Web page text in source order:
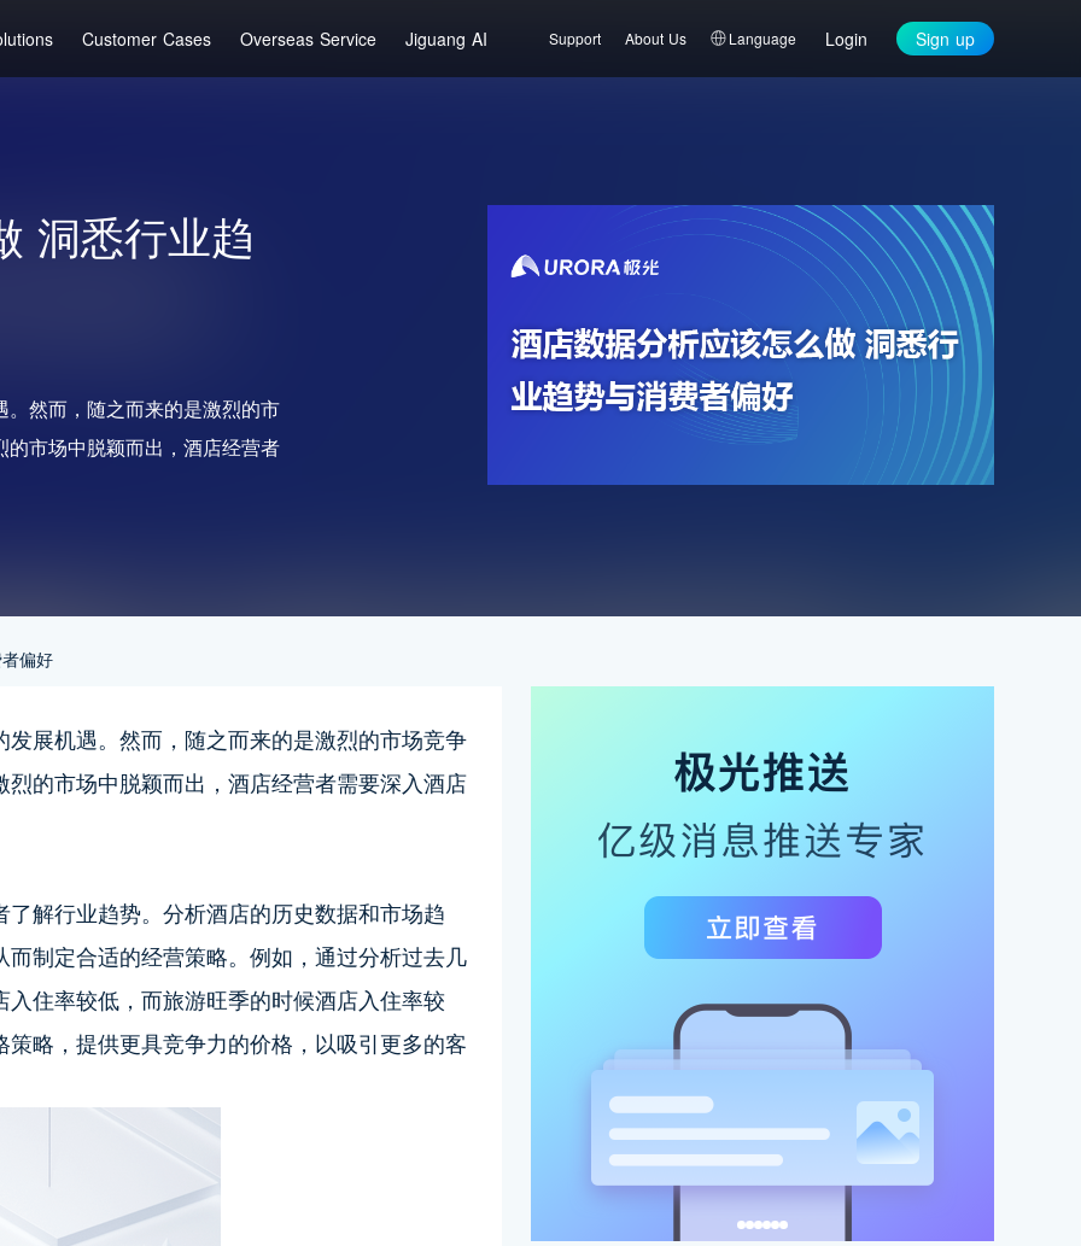
Customer Cases Overseas Service Jiguang AI Support About Us Language Login Sign up
洞悉行业趋
然而，随之而来的是激烈的市
市场中脱颖而出，酒店经营者
偏好
展机遇。然而，随之而来的是激烈的市场竞争
的市场中脱颖而出，酒店经营者需要深入酒店
了解行业趋势。分析酒店的历史数据和市场趋
制定合适的经营策略。例如，通过分析过去几
住率较低，而旅游旺季的时候酒店入住率较
略，提供更具竞争力的价格，以吸引更多的客